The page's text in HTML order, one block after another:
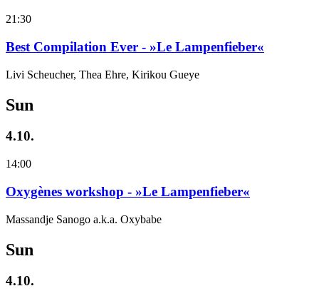
21:30
Best Compilation Ever - »Le Lampenfieber«
Livi Scheucher, Thea Ehre, Kirikou Gueye
Sun
4.10.
14:00
Oxygènes workshop - »Le Lampenfieber«
Massandje Sanogo a.k.a. Oxybabe
Sun
4.10.